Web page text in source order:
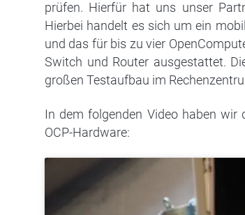
prüfen. Hierfür hat uns unser
Hierbei handelt es sich um ein
und das für bis zu vier
Switch und Router ausgestattet.
großen Testaufbau im
In dem folgenden Video haben wir
OCP-Hardware: